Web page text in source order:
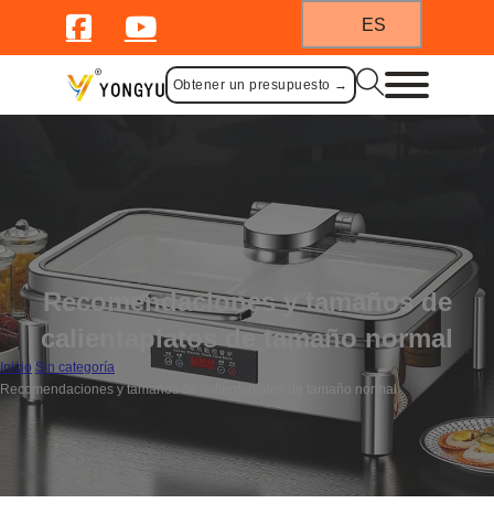
ES
Obtener un presupuesto →
Recomendaciones y tamaños de
calientaplatos de tamaño normal
Inicio Sin categoría
Recomendaciones y tamaños de calientaplatos de tamaño normal